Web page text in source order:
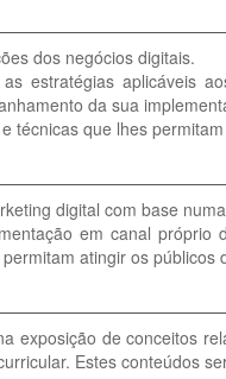
dos negócios digitais.
estratégias aplicáveis
da sua
técnicas que lhes
digital com base
em canal
atingir os públicos
exposição de conceitos
Estes conteúdos